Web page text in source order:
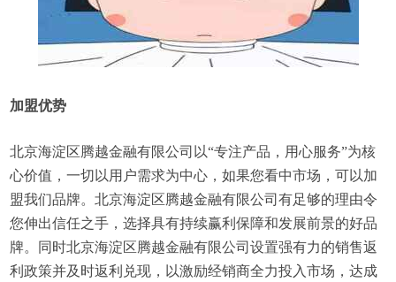
加盟优势
北京海淀区腾越金融有限公司以“专注产品，用心服务”为核
心价值，一切以用户需求为中心，如果您看中市场，可以加
盟我们品牌。北京海淀区腾越金融有限公司有足够的理由令
您伸出信任之手，选择具有持续赢利保障和发展前景的好品
牌。同时北京海淀区腾越金融有限公司设置强有力的销售返
利政策并及时返利兑现，以激励经销商全力投入市场，达成